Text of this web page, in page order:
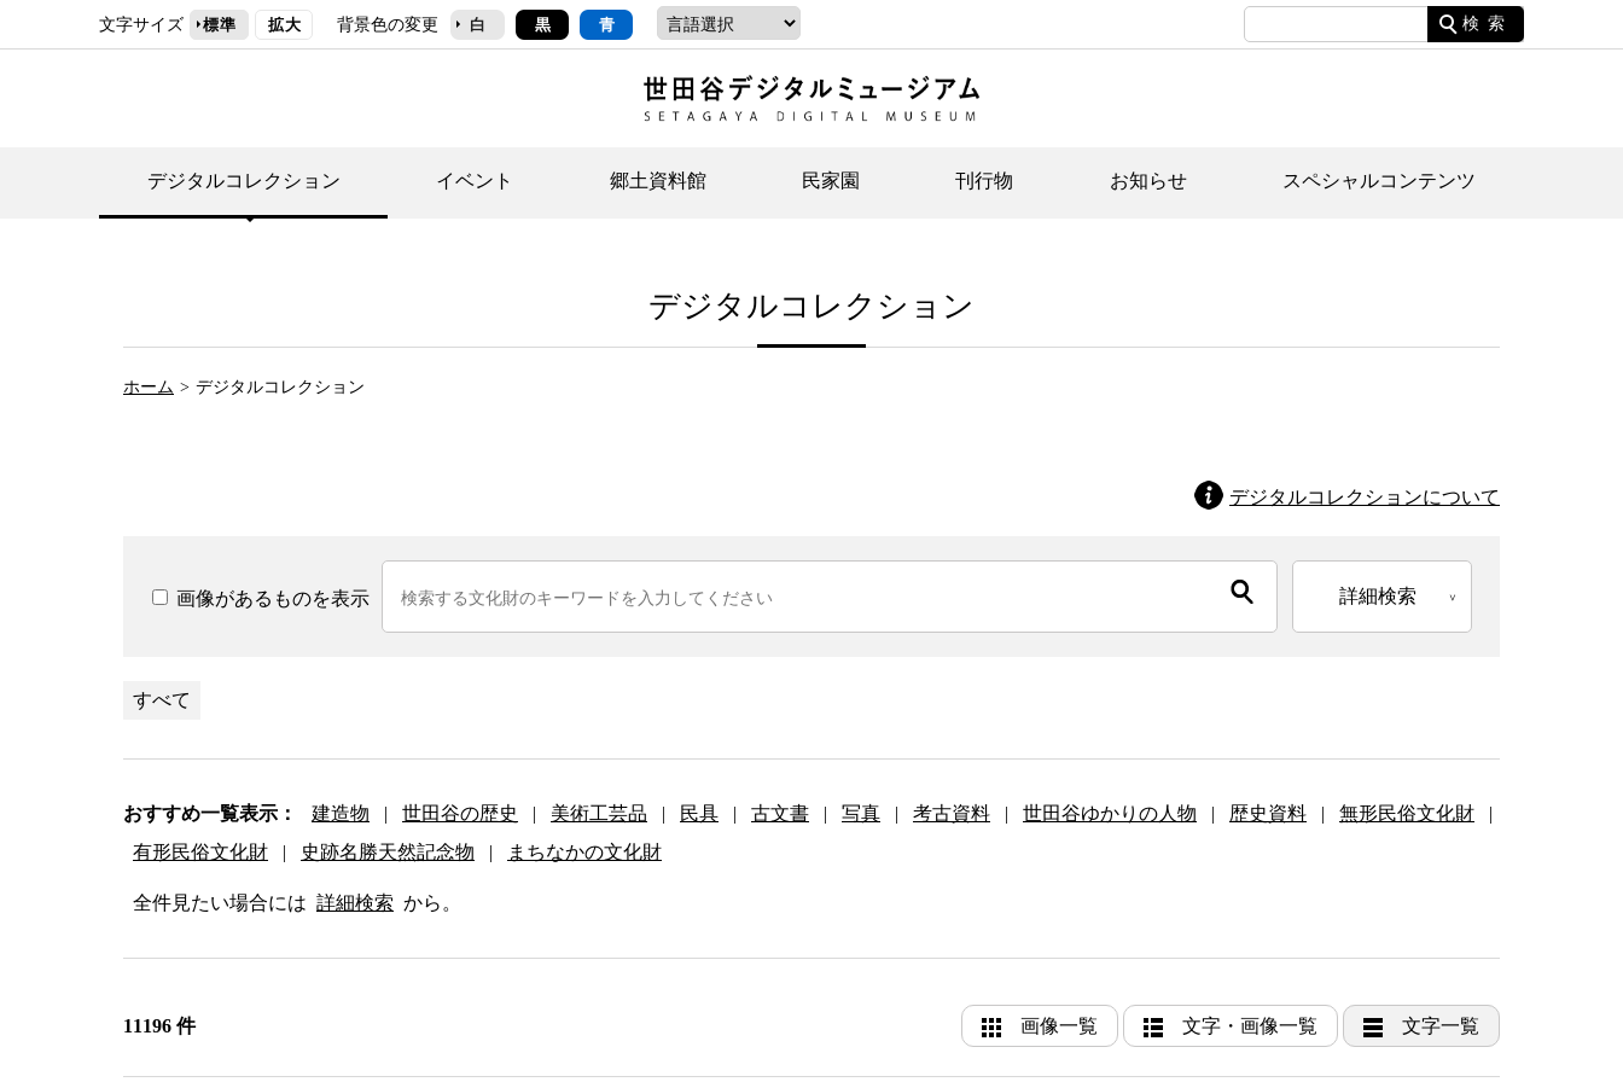
文字サイズ 標準 拡大 背景色の変更 白 黒 青 検索
デジタルコレクション イベント 郷土資料館
イベント
民家園
事業案内(テーマ展示・ボランティアなど) イベント
刊行物 お知らせ スペシャルコンテンツ
ジュニア講座
デジタルコレクション
ホーム デジタルコレクション
デジタルコレクションについて
画像があるものを表示 詳細検索
すべて
おすすめ一覧表示： 建造物 | 世田谷の歴史 | 美術工芸品 | 民具 | 古文書 | 写真 | 考古資料 | 世田谷ゆかりの人物 | 歴史資料 | 無形民俗文化財
|
有形民俗文化財
| 史跡名勝天然記念物 | まちなかの文化財
全件見たい場合には 詳細検索 から。
11196 件 画像一覧 文字・画像一覧 文字一覧